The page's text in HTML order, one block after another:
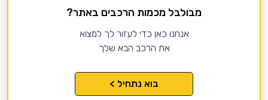
מבולבל מכמות הרכבים באתר?
אנחנו כאן כדי לעזור לך למצוא
את הרכב הבא שלך
בוא נתחיל >